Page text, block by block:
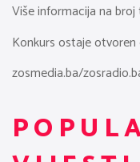
Više informacija na
Konkurs ostaje
zosmedia.ba/